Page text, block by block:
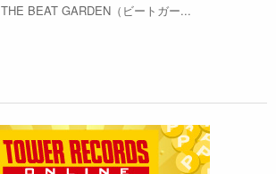
THE BEAT GARDEN（ビートガー...